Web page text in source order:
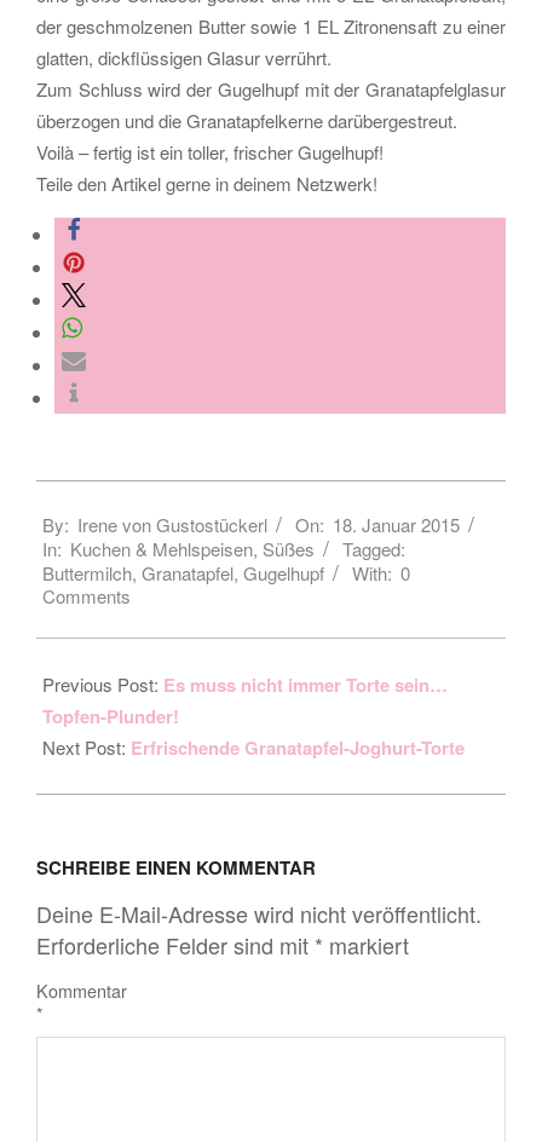
der geschmolzenen Butter sowie 1 EL Zitronensaft zu einer
glatten, dickflüssigen Glasur verrührt.
Zum Schluss wird der Gugelhupf mit der Granatapfelglasur
überzogen und die Granatapfelkerne darübergestreut.
Voilà – fertig ist ein toller, frischer Gugelhupf!
Teile den Artikel gerne in deinem Netzwerk!
01-
18
By: Irene von Gustostückerl On: 18. Januar 2015
In: Kuchen & Mehlspeisen, Süßes
Tagged:
Buttermilch, Granatapfel, Gugelhupf With: 0
Comments
Previous Post: Es muss nicht immer Torte sein…
Topfen-Plunder!
Next Post: Erfrischende Granatapfel-Joghurt-Torte
SCHREIBE EINEN KOMMENTAR
Deine E-Mail-Adresse wird nicht veröffentlicht.
Erforderliche Felder sind mit * markiert
Kommentar
*